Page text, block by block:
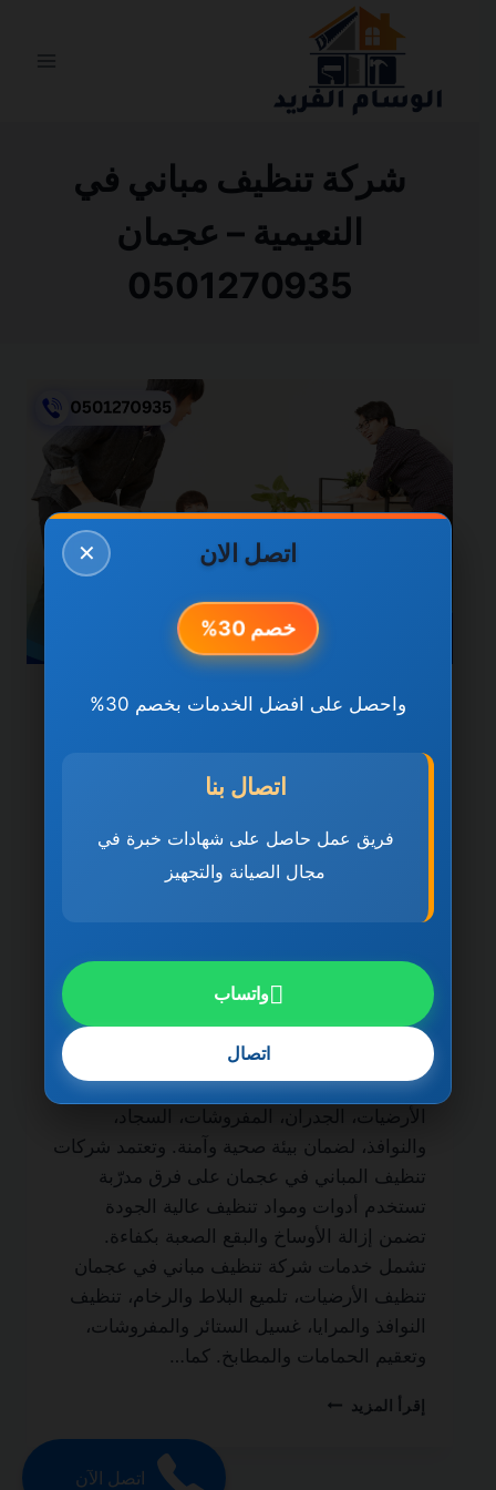
شركة تنظيف مباني في
النعيمية – عجمان
0501270935
خدمات عجمان
شركة تنظيف مباني في
عجمان 0501270935
ضمان مدى الحياة
تنظيف مباني في عجمان 0501270935 ضمان
مدى الحياة من أهم الخدمات التي يبحث عنها
أصحاب المباني والمنازل الفاخرة للحفاظ على
نظافة المكان وجودته. فالتنظيف الاحترافي لا
يقتصر على المظهر الخارجي فقط، بل يشمل
الأرضيات، الجدران، المفروشات، السجاد،
والنوافذ، لضمان بيئة صحية وآمنة. وتعتمد شركات
تنظيف المباني في عجمان على فرق مدرّبة
تستخدم أدوات ومواد تنظيف عالية الجودة
تضمن إزالة الأوساخ والبقع الصعبة بكفاءة.
تشمل خدمات شركة تنظيف مباني في عجمان
تنظيف الأرضيات، تلميع البلاط والرخام، تنظيف
النوافذ والمرايا، غسيل الستائر والمفروشات،
وتعقيم الحمامات والمطابخ. كما…
إقرأ المزيد شركة
اتصل الآن
✕ اتصل الان
خصم 30%
واحصل على افضل الخدمات بخصم 30%
اتصال بنا
فريق عمل حاصل على شهادات خبرة في
مجال الصيانة والتجهيز
واتساب
اتصال